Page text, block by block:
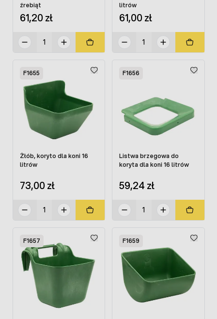
źrebiąt
61,20 zł
litrów
61,00 zł
F1655
Żłób, koryto dla koni 16
litrów
73,00 zł
F1656
Listwa brzegowa do
koryta dla koni 16 litrów
59,24 zł
F1657 F1659